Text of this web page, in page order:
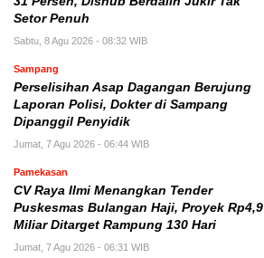
Setor Penuh
Sabtu, 8 Agu 2026 - 08:32 WIB
Sampang
Perselisihan Asap Dagangan Berujung
Laporan Polisi, Dokter di Sampang
Dipanggil Penyidik
Jumat, 7 Agu 2026 - 06:44 WIB
Pamekasan
CV Raya Ilmi Menangkan Tender
Puskesmas Bulangan Haji, Proyek Rp4,9
Miliar Ditarget Rampung 130 Hari
Jumat, 7 Agu 2026 - 06:31 WIB